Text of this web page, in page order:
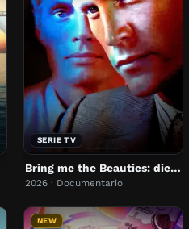
SERIE TV
Bring me the Beauties: dietro il mito della bellezza
2026 · Documentario
NEW